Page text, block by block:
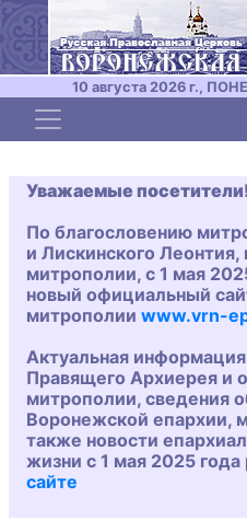
10 августа 2026 г.,
Toggle navigation
Уважаемые
По благословению
и Лискинского
митрополии, с 1 мая
новый официальный
митрополии www.vrn-
Актуальная
Правящего Архиерея и
митрополии, сведения
Воронежской епархии,
также новости
жизни с 1 мая 2025
сайте